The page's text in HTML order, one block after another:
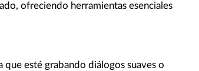
ofreciendo herramientas esenciales
que esté grabando diálogos suaves o